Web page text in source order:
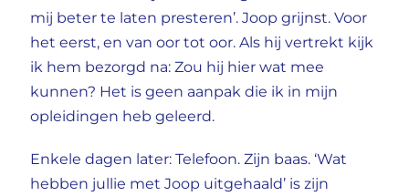
mij beter te laten presteren’. Joop grijnst. Voor
het eerst, en van oor tot oor. Als hij vertrekt kijk
ik hem bezorgd na: Zou hij hier wat mee
kunnen? Het is geen aanpak die ik in mijn
opleidingen heb geleerd.
Enkele dagen later: Telefoon. Zijn baas. ‘Wat
hebben jullie met Joop uitgehaald’ is zijn